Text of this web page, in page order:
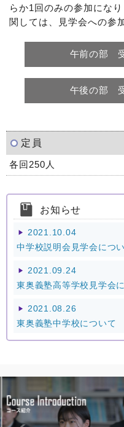
らか1回のみの参加にな
関しては、見学会への参
午前の部
午後の部
定員
各回250人
お知らせ
▶
2021.10.04
中学校説明会見学会につ
▶
2021.09.24
東奥義塾高等学校見学会
▶
2021.08.26
東奥義塾中学校について